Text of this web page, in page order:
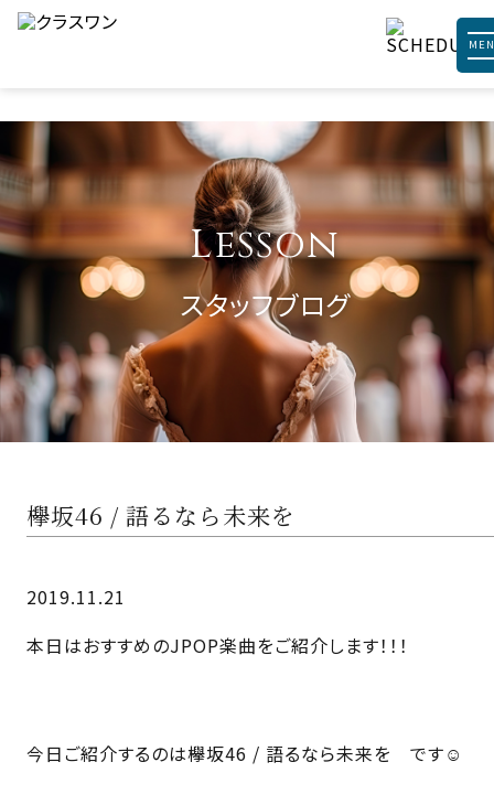
Lesson
スタッフブログ
欅坂46 / 語るなら未来を
2019.11.21
本日はおすすめのJPOP楽曲をご紹介します！！！
今日ご紹介するのは欅坂46 / 語るなら未来を です☺️